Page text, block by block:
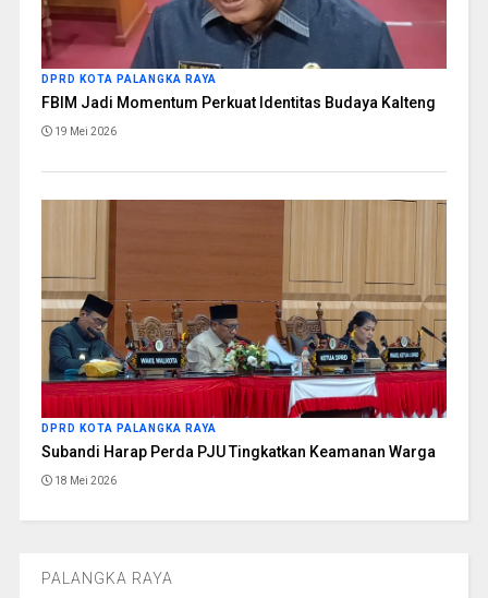
DPRD KOTA PALANGKA RAYA
FBIM Jadi Momentum Perkuat Identitas Budaya Kalteng
19 Mei 2026
DPRD KOTA PALANGKA RAYA
Subandi Harap Perda PJU Tingkatkan Keamanan Warga
18 Mei 2026
PALANGKA RAYA